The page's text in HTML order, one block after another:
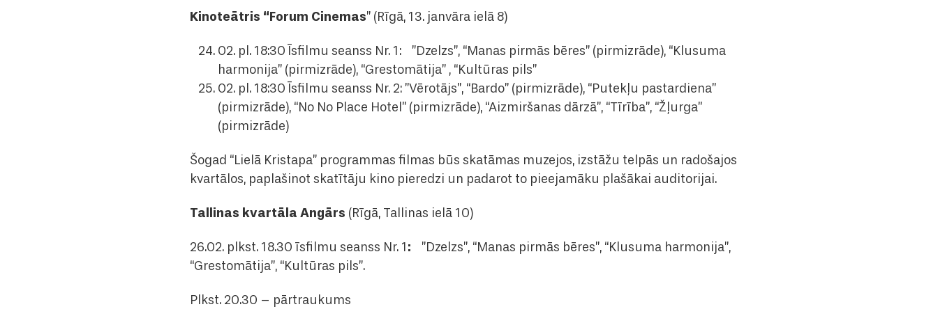
Kinoteātris “Forum Cinemas” (Rīgā, 13. janvāra ielā 8)
02. pl. 18:30 Īsfilmu seanss Nr. 1: ”Dzelzs”, “Manas pirmās bēres” (pirmizrāde), “Klusuma
harmonija” (pirmizrāde), “Grestomātija” , “Kultūras pils”
02. pl. 18:30 Īsfilmu seanss Nr. 2: ”Vērotājs”, “Bardo” (pirmizrāde), “Putekļu pastardiena”
(pirmizrāde), “No No Place Hotel” (pirmizrāde), “Aizmiršanas dārzā”, “Tīrība”, “Žļurga”
(pirmizrāde)
Šogad “Lielā Kristapa” programmas filmas būs skatāmas muzejos, izstāžu telpās un radošajos
kvartālos, paplašinot skatītāju kino pieredzi un padarot to pieejamāku plašākai auditorijai.
Tallinas kvartāla Angārs (Rīgā, Tallinas ielā 10)
26.02. plkst. 18.30 īsfilmu seanss Nr. 1 :
”Dzelzs”, “Manas pirmās bēres”, “Klusuma harmonija”,
“Grestomātija”, “Kultūras pils”.
Plkst. 20.30 – pārtraukums